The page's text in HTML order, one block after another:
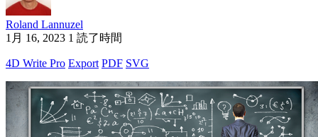
Roland Lannuzel
1月 16, 2023 1 読了時間
4D Write Pro Export PDF SVG